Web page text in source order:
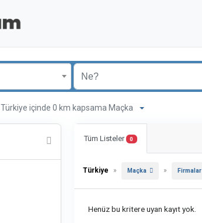
Türkiye içinde 0 km kapsama Maçka
Tüm Listeler 0
Türkiye » Maçka » Firmalar
Henüz bu kritere uyan kayıt yok.